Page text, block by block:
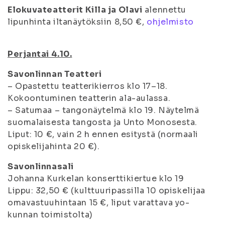
Elokuvateatterit Killa ja Olavi alennettu
lipunhinta iltanäytöksiin 8,50 €, ohjelmisto
Perjantai 4.10.
Savonlinnan Teatteri
– Opastettu teatterikierros klo 17–18.
Kokoontuminen teatterin ala-aulassa.
– Satumaa – tangonäytelmä klo 19. Näytelmä
suomalaisesta tangosta ja Unto Monosesta.
Liput: 10 €, vain 2 h ennen esitystä (normaali
opiskelijahinta 20 €).
Savonlinnasali
Johanna Kurkelan konserttikiertue klo 19
Lippu: 32,50 € (kulttuuripassilla 10 opiskelijaa
omavastuuhintaan 15 €, liput varattava yo-
kunnan toimistolta)